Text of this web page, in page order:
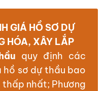
GIÁ HỒ SƠ DỰ
HÓA, XÂY LẮP
quy định các
sơ dự thầu bao
nhất; Phương